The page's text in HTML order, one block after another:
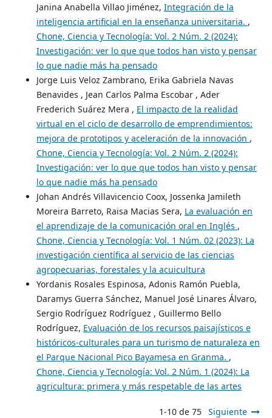
Janina Anabella Villao Jiménez, Integración de la
inteligencia artificial en la enseñanza universitaria. ,
Chone, Ciencia y Tecnología: Vol. 2 Núm. 2 (2024):
Investigación: ver lo que que todos han visto y pensar
lo que nadie más ha pensado
Jorge Luis Veloz Zambrano, Erika Gabriela Navas
Benavides , Jean Carlos Palma Escobar , Ader
Frederich Suárez Mera , El impacto de la realidad
virtual en el ciclo de desarrollo de emprendimientos:
mejora de prototipos y aceleración de la innovación ,
Chone, Ciencia y Tecnología: Vol. 2 Núm. 2 (2024):
Investigación: ver lo que que todos han visto y pensar
lo que nadie más ha pensado
Johan Andrés Villavicencio Coox, Jossenka Jamileth
Moreira Barreto, Raisa Macias Sera, La evaluación en
el aprendizaje de la comunicación oral en Inglés ,
Chone, Ciencia y Tecnología: Vol. 1 Núm. 02 (2023): La
investigación científica al servicio de las ciencias
agropecuarias, forestales y la acuicultura
Yordanis Rosales Espinosa, Adonis Ramón Puebla,
Daramys Guerra Sánchez, Manuel José Linares Álvaro,
Sergio Rodríguez Rodríguez , Guillermo Bello
Rodríguez, Evaluación de los recursos paisajísticos e
históricos-culturales para un turismo de naturaleza en
el Parque Nacional Pico Bayamesa en Granma. ,
Chone, Ciencia y Tecnología: Vol. 2 Núm. 1 (2024): La
agricultura: primera y más respetable de las artes
1-10 de 75 Siguiente